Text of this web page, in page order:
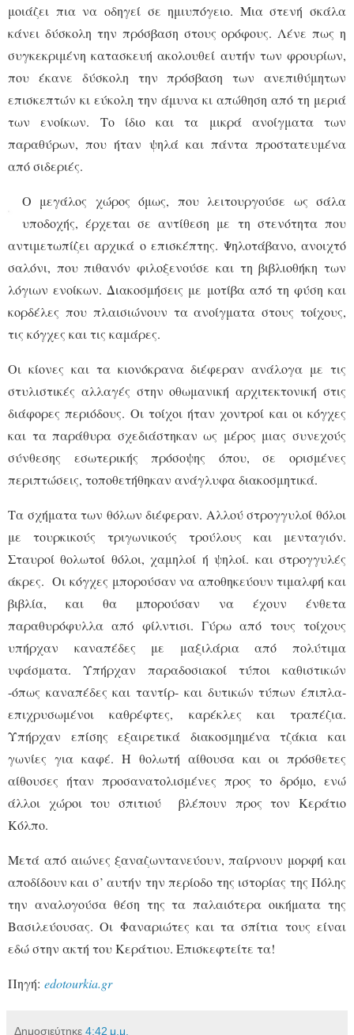
μοιάζει πια να οδηγεί σε ημιυπόγειο. Μια στενή σκάλα
κάνει δύσκολη την πρόσβαση στους ορόφους. Λένε πως η
συγκεκριμένη κατασκευή ακολουθεί αυτήν των φρουρίων,
που έκανε δύσκολη την πρόσβαση των ανεπιθύμητων
επισκεπτών κι εύκολη την άμυνα κι απώθηση από τη μεριά
των ενοίκων. Το ίδιο και τα μικρά ανοίγματα των
παραθύρων, που ήταν ψηλά και πάντα προστατευμένα
από σιδεριές.
Ο μεγάλος χώρος όμως, που λειτουργούσε ως σάλα
υποδοχής, έρχεται σε αντίθεση με τη στενότητα που
αντιμετωπίζει αρχικά ο επισκέπτης. Ψηλοτάβανο, ανοιχτό
σαλόνι, που πιθανόν φιλοξενούσε και τη βιβλιοθήκη των
λόγιων ενοίκων. Διακοσμήσεις με μοτίβα από τη φύση και
κορδέλες που πλαισιώνουν τα ανοίγματα στους τοίχους,
τις κόγχες και τις καμάρες.
Οι κίονες και τα κιονόκρανα διέφεραν ανάλογα με τις
στυλιστικές αλλαγές στην οθωμανική αρχιτεκτονική στις
διάφορες περιόδους. Οι τοίχοι ήταν χοντροί και οι κόγχες
και τα παράθυρα σχεδιάστηκαν ως μέρος μιας συνεχούς
σύνθεσης εσωτερικής πρόσοψης όπου, σε ορισμένες
περιπτώσεις, τοποθετήθηκαν ανάγλυφα διακοσμητικά.
Τα σχήματα των θόλων διέφεραν. Αλλού στρογγυλοί θόλοι
με τουρκικούς τριγωνικούς τρούλους και μενταγιόν.
Σταυροί θολωτοί θόλοι, χαμηλοί ή ψηλοί. και στρογγυλές
άκρες. Οι κόγχες μπορούσαν να αποθηκεύουν τιμαλφή και
βιβλία, και θα μπορούσαν να έχουν ένθετα
παραθυρόφυλλα από φίλντισι. Γύρω από τους τοίχους
υπήρχαν καναπέδες με μαξιλάρια από πολύτιμα
υφάσματα. Υπήρχαν παραδοσιακοί τύποι καθιστικών
-όπως καναπέδες και ταντίρ- και δυτικών τύπων έπιπλα-
επιχρυσωμένοι καθρέφτες, καρέκλες και τραπέζια.
Υπήρχαν επίσης εξαιρετικά διακοσμημένα τζάκια και
γωνίες για καφέ. Η θολωτή αίθουσα και οι πρόσθετες
αίθουσες ήταν προσανατολισμένες προς το δρόμο, ενώ
άλλοι χώροι του σπιτιού βλέπουν προς τον Κεράτιο
Κόλπο.
Μετά από αιώνες ξαναζωντανεύουν, παίρνουν μορφή και
αποδίδουν και σ’ αυτήν την περίοδο της ιστορίας της Πόλης
την αναλογούσα θέση της τα παλαιότερα οικήματα της
Βασιλεύουσας. Οι Φαναριώτες και τα σπίτια τους είναι
εδώ στην ακτή του Κεράτιου. Επισκεφτείτε τα!
Πηγή: edotourkia.gr
Δημοσιεύτηκε 4:42 μ.μ.